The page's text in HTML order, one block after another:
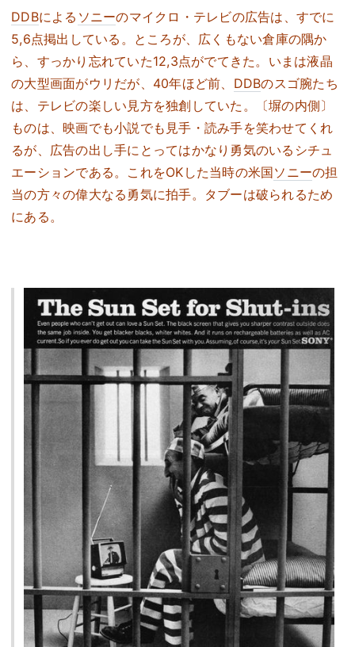
DDBによる ソニーのマイクロ・テレビの広告は、すでに
5,6点掲出している。ところが、広くもない倉庫の隅か
ら、すっかり忘れていた12,3点がでてきた。いまは液晶
の大型画面がウリだが、40年ほど前、 DDBのスゴ腕たち
は、テレビの楽しい見方を独創していた。〔塀の内側〕
ものは、映画でも小説でも見手・読み手を笑わせてくれ
るが、広告の出し手にとってはかなり勇気のいるシチュ
エーションである。これをOKした当時の米国ソニーの担
当の方々の偉大なる勇気に拍手。タブーは破られるため
にある。